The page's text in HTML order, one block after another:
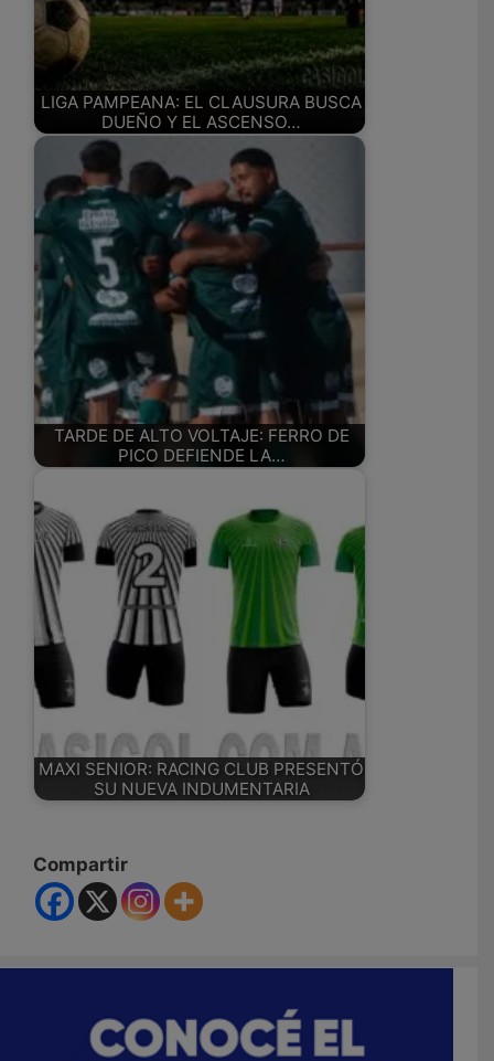
LIGA PAMPEANA: EL CLAUSURA BUSCA
DUEÑO Y EL ASCENSO…
TARDE DE ALTO VOLTAJE: FERRO DE
PICO DEFIENDE LA…
MAXI SENIOR: RACING CLUB PRESENTÓ
SU NUEVA INDUMENTARIA
Compartir